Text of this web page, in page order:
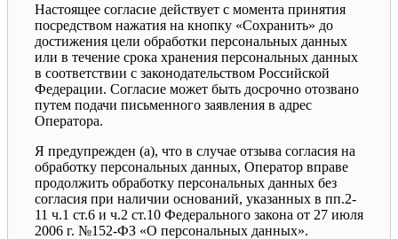
Настоящее согласие действует с момента принятия
посредством нажатия на кнопку «Сохранить» до
достижения цели обработки персональных данных
или в течение срока хранения персональных данных
в соответствии с законодательством Российской
Федерации. Согласие может быть досрочно отозвано
путем подачи письменного заявления в адрес
Оператора.
Я предупрежден (а), что в случае отзыва согласия на
обработку персональных данных, Оператор вправе
продолжить обработку персональных данных без
согласия при наличии оснований, указанных в пп.2-
11 ч.1 ст.6 и ч.2 ст.10 Федерального закона от 27 июля
2006 г. №152-ФЗ «О персональных данных».